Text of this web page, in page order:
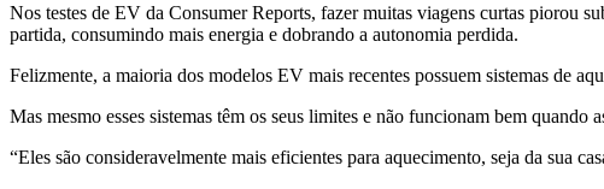
Nos testes de EV da Consumer Reports, fazer muitas viagens curtas piorou
partida, consumindo mais energia e dobrando a autonomia perdida.
Felizmente, a maioria dos modelos EV mais recentes possuem sistemas de
Mas mesmo esses sistemas têm os seus limites e não funcionam bem quando
“Eles são consideravelmente mais eficientes para aquecimento, seja da sua